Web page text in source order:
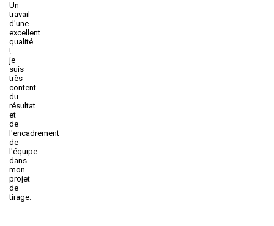
Un
travail
d'une
excellent
qualité
!
je
suis
très
content
du
résultat
et
de
l'encadrement
de
l'équipe
dans
mon
projet
de
tirage.